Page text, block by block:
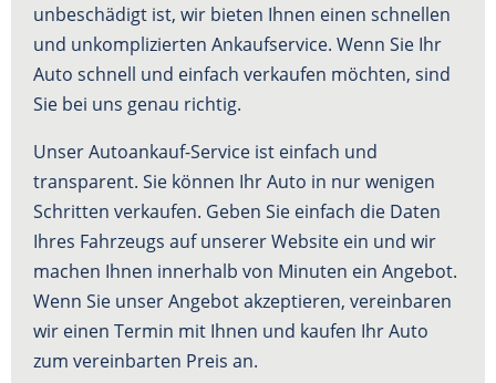
unbeschädigt ist, wir bieten Ihnen einen schnellen
und unkomplizierten Ankaufservice. Wenn Sie Ihr
Auto schnell und einfach verkaufen möchten, sind
Sie bei uns genau richtig.
Unser Autoankauf-Service ist einfach und
transparent. Sie können Ihr Auto in nur wenigen
Schritten verkaufen. Geben Sie einfach die Daten
Ihres Fahrzeugs auf unserer Website ein und wir
machen Ihnen innerhalb von Minuten ein Angebot.
Wenn Sie unser Angebot akzeptieren, vereinbaren
wir einen Termin mit Ihnen und kaufen Ihr Auto
zum vereinbarten Preis an.